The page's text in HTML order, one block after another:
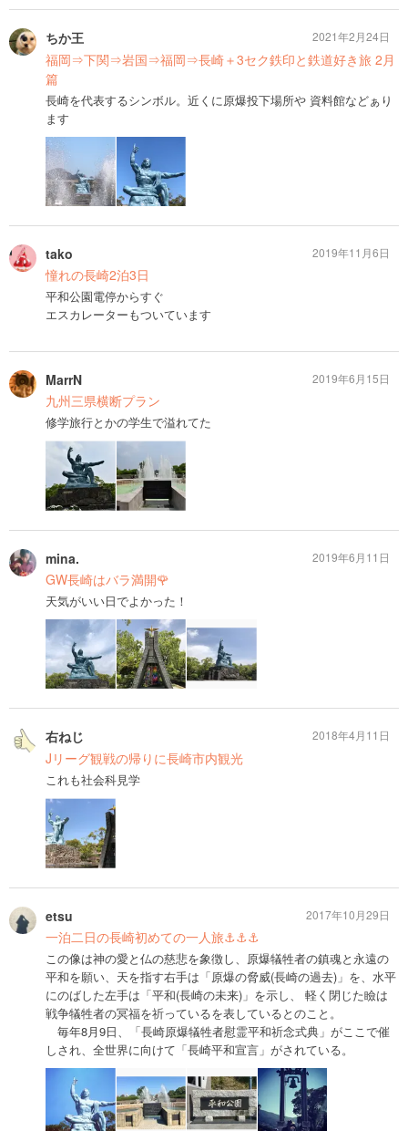
ちか王
福岡⇒下関⇒岩国⇒福岡⇒長崎＋3セク鉄印と鉄道好き旅 2月
篇
長崎を代表するシンボル。近くに原爆投下場所や 資料館などぁり
ます
2021年2月24日
tako
憧れの長崎2泊3日
平和公園電停からすぐ
エスカレーターもついています
2019年11月6日
MarrN
九州三県横断プラン
修学旅行とかの学生で溢れてた
2019年6月15日
mina.
GW長崎はバラ満開🌹
天気がいい日でよかった！
2019年6月11日
右ねじ
Jリーグ観戦の帰りに長崎市内観光
これも社会科見学
2018年4月11日
etsu
一泊二日の長崎初めての一人旅⚓︎⚓︎⚓︎
この像は神の愛と仏の慈悲を象徴し、原爆犠牲者の鎮魂と永遠の
平和を願い、天を指す右手は「原爆の脅威(長崎の過去)」を、水平
にのばした左手は「平和(長崎の未来)」を示し、 軽く閉じた瞼は
戦争犠牲者の冥福を祈っているを表しているとのこと。
毎年8月9日、「長崎原爆犠牲者慰霊平和祈念式典」がここで催
しされ、全世界に向けて「長崎平和宣言」がされている。
2017年10月29日